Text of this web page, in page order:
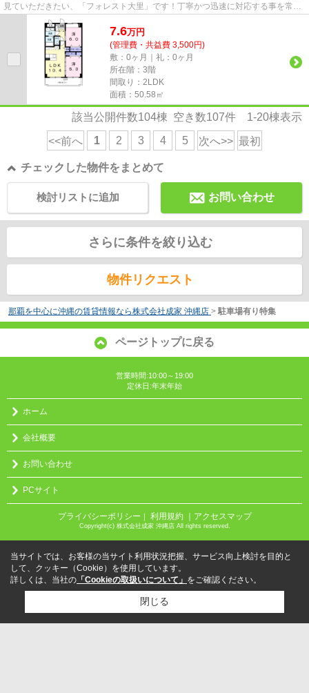
見ていただきたい、「フォレスト大里」です！丁寧かつ迅速に対応する事を常に
心掛けている当社！沖縄都市...
7.6万円
(管理費・共益費 3,500円)
敷：0ヶ月｜礼：0ヶ月
所在階：3階
間取り：2LDK
面積：50.58㎡
該当公開件数104棟 空き数107件 1-20棟表示
<<前へ 1 2 3 4 5 次へ>> 最初
チェックした物件をまとめて
お問い合わせ
検討リストに追加
さらに条件を絞り込む
物件リクエスト
那覇を中心に沖縄の賃貸情報なら株式会社成家 沖縄店 > 駐車場有り特集
ページトップに戻る
営業時間:10:00～19:00
定休日:年末年始
ホーム
会社概要
お問い合わせ
PCサイト
プライバシーポリシー ｜ 利用規約 ｜アクセスマップ
Copyright(c) 株式会社成家 沖縄店 All rights reserved.
当サイトでは、お客様の当サイト利用状況把握、サービス向上検討を目的と
して、クッキー（Cookie）を使用しています。
詳しくは、当社の 「Cookieの取扱いについて」 をご確認ください。
閉じる